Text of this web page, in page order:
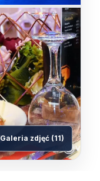
Galeria zdjęć (11)